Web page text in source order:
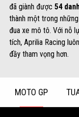
đã giành được 54
thành một trong
đua xe mô tô. Với nỗ
tích, Aprilia Racing
đầy tham vọng hơn.
MOTO GP
Item